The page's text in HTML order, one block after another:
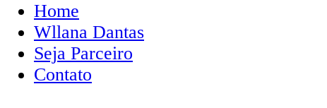
Home
Wllana Dantas
Seja Parceiro
Contato